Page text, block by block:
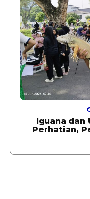
Iguana dan
Perhatian,